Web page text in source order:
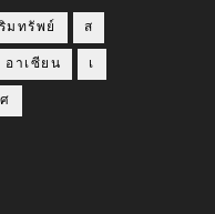
มทรัพย์ ส
อาเซียน เ